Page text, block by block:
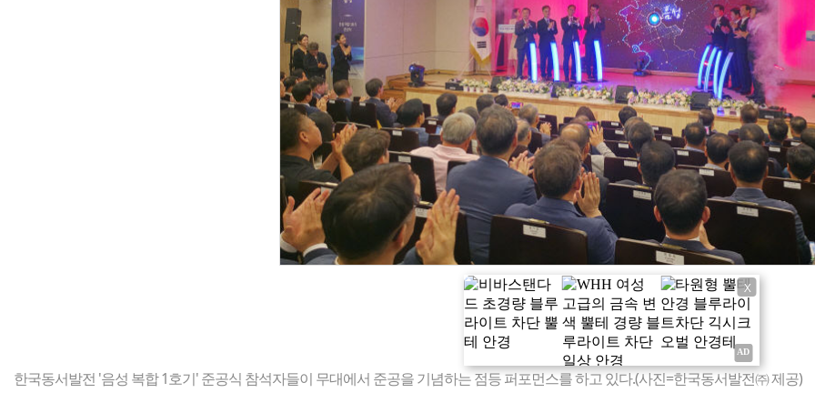
X
한국동서발전 '음성 복합 1호기' 준공식 참석자들이 무대에서 준공을 기념하는 점등 퍼포먼스를 하고 있다.(사진=한국동서발전㈜ 제공)